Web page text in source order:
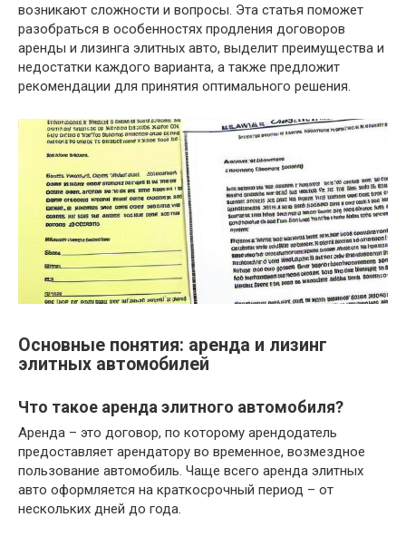
возникают сложности и вопросы. Эта статья поможет
разобраться в особенностях продления договоров
аренды и лизинга элитных авто, выделит преимущества и
недостатки каждого варианта, а также предложит
рекомендации для принятия оптимального решения.
Основные понятия: аренда и лизинг
элитных автомобилей
Что такое аренда элитного автомобиля?
Аренда – это договор, по которому арендодатель
предоставляет арендатору во временное, возмездное
пользование автомобиль. Чаще всего аренда элитных
авто оформляется на краткосрочный период – от
нескольких дней до года.